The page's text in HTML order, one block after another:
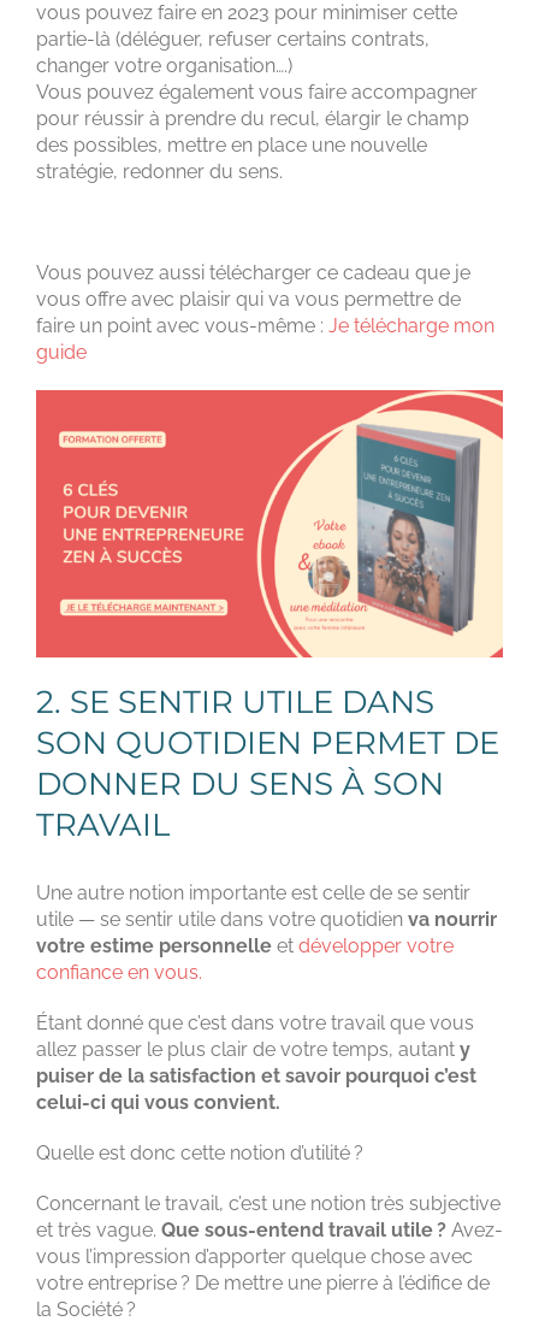
vous pouvez faire en 2023 pour minimiser cette
partie-là (déléguer, refuser certains contrats,
changer votre organisation….)
Vous pouvez également vous faire accompagner
pour réussir à prendre du recul, élargir le champ
des possibles, mettre en place une nouvelle
stratégie, redonner du sens.
Vous pouvez aussi télécharger ce cadeau que je
vous offre avec plaisir qui va vous permettre de
faire un point avec vous-même : Je télécharge mon
guide
2. SE SENTIR UTILE DANS
SON QUOTIDIEN PERMET DE
DONNER DU SENS À SON
TRAVAIL
Une autre notion importante est celle de se sentir
utile — se sentir utile dans votre quotidien va nourrir
votre estime personnelle et développer votre
confiance en vous.
Étant donné que c’est dans votre travail que vous
allez passer le plus clair de votre temps, autant y
puiser de la satisfaction et savoir pourquoi c’est
celui-ci qui vous convient.
Quelle est donc cette notion d’utilité ?
Concernant le travail, c’est une notion très subjective
et très vague. Que sous-entend travail utile ? Avez-
vous l’impression d’apporter quelque chose avec
votre entreprise ? De mettre une pierre à l’édifice de
la Société ?